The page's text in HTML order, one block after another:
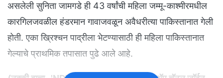
असलेली सुनिता जामगडे ही 43 वर्षांची महिला जम्मू-काश्मीरमधील
कारगिलजवळील हंडरमान गावाजवळून अवैधरीत्या पाकिस्तानात गेली
होती. एका ख्रिश्चन पाद्रीला भेटण्यासाठी ही महिला पाकिस्तानात
गेल्याचे प्राथमिक तपासात पुढे आले आहे.